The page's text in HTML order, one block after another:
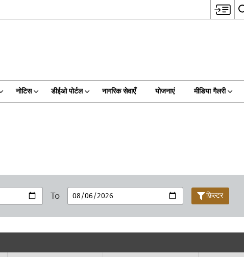
नोटिस डीईओ पोर्टल नागरिक सेवाएँ योजनाएं मीडिया गैलरी
To फ़िल्टर